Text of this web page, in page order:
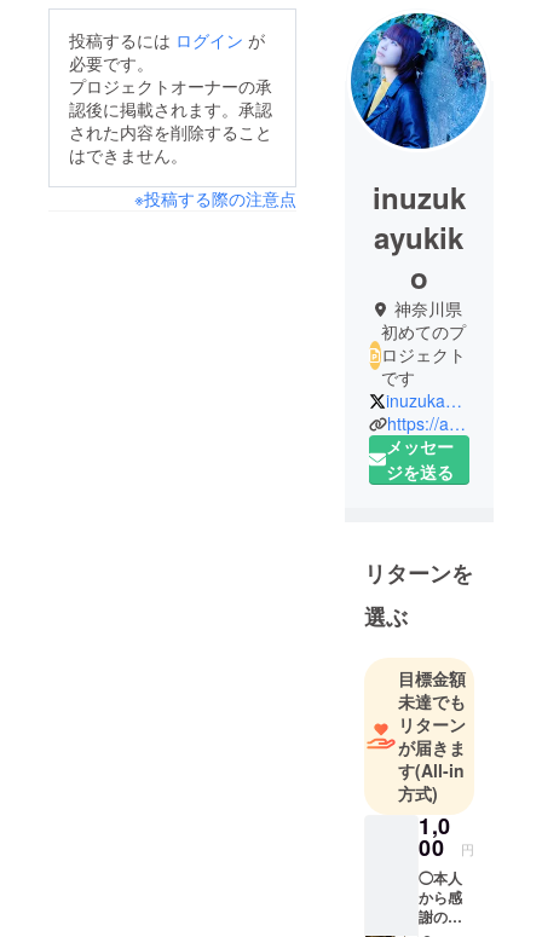
投稿するには ログイン が
必要です。
プロジェクトオーナーの承
認後に掲載されます。承認
された内容を削除すること
はできません。
※投稿する際の注意点
inuzuk
ayukik
o
神奈川県
初めてのプ
ロジェクト
です
inuzukayukiko
https://ameblo.jp/inuzukayukiko/
メッセー
ジを送る
リターンを
選ぶ
目標金額
未達でも
リターン
が届きま
す(All-in
方式)
1,0
00 円
◯本人
から感
謝の